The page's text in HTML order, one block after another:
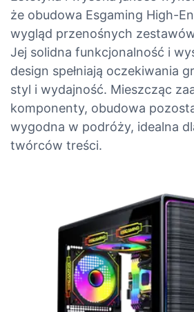
że obudowa Esgaming High-
wygląd przenośnych
Jej solidna funkcjonalność i
design spełniają oczekiwania
styl i wydajność. Mieszcząc
komponenty, obudowa
wygodna w podróży, idealna
twórców treści.